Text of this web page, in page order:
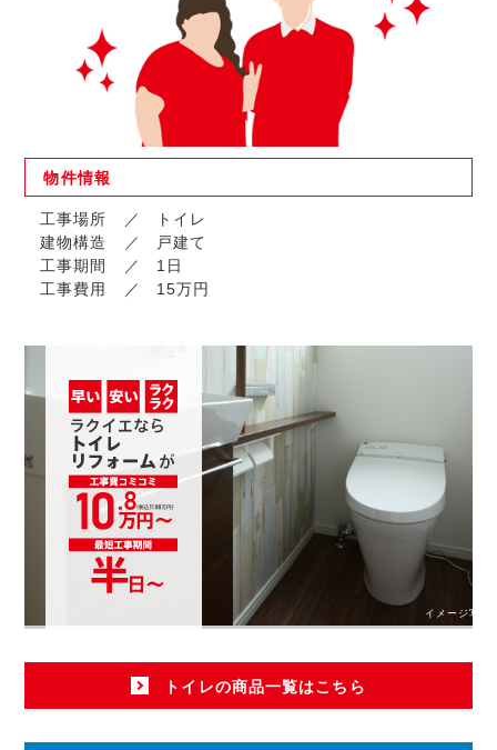
物件情報
工事場所
トイレ
建物構造
戸建て
工事期間
1日
工事費用
15万円
イメージ写真
トイレの商品一覧はこちら